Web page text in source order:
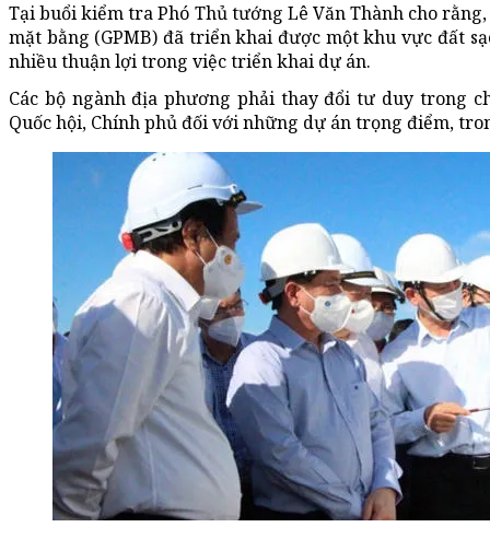
Tại buổi kiểm tra Phó Thủ tướng Lê Văn Thành cho
mặt bằng (GPMB) đã triển khai được một khu vực đất
nhiều thuận lợi trong việc triển khai dự án.
Các bộ ngành địa phương phải thay đổi tư duy trong
Quốc hội, Chính phủ đối với những dự án trọng điểm,